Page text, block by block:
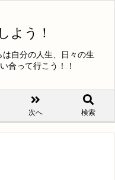
よう！
自分の人生、日々の生
合って行こう！！
次へ 検索